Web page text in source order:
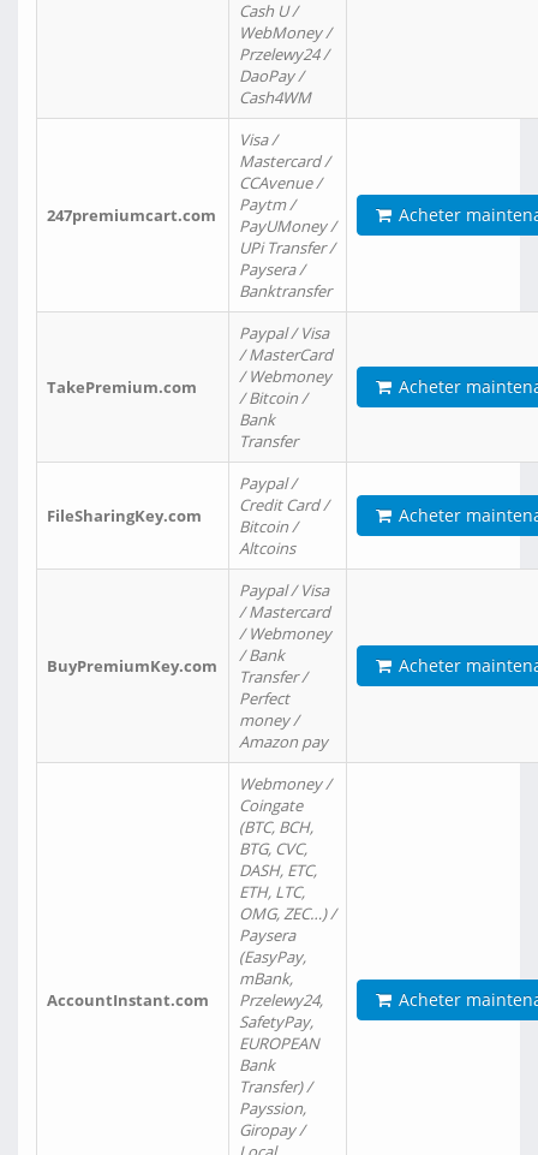
Cash U /
WebMoney /
Przelewy24 /
DaoPay /
Cash4WM
247premiumcart.com
Visa /
Mastercard /
CCAvenue /
Paytm /
PayUMoney /
UPi Transfer /
Paysera /
Banktransfer
Acheter
TakePremium.com
Paypal / Visa
/ MasterCard
/ Webmoney
/ Bitcoin /
Bank
Transfer
Acheter
FileSharingKey.com
Paypal /
Credit Card /
Bitcoin /
Altcoins
Acheter
BuyPremiumKey.com
Paypal / Visa
/ Mastercard
/ Webmoney
/ Bank
Transfer /
Perfect
money /
Amazon pay
Acheter
AccountInstant.com
Webmoney /
Coingate
(BTC, BCH,
BTG, CVC,
DASH, ETC,
ETH, LTC,
OMG, ZEC…) /
Paysera
(EasyPay,
mBank,
Przelewy24,
SafetyPay,
EUROPEAN
Bank
Transfer) /
Payssion,
Giropay /
Acheter